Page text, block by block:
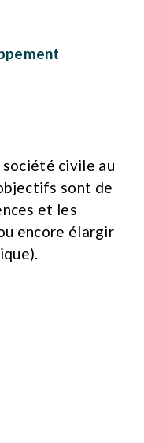
civile au
sont de
et les
encore élargir